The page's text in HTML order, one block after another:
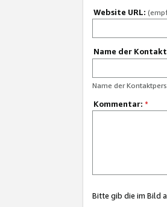
Website URL:
Name der
Name der
Kommentar: *
Bitte gib die im Bild